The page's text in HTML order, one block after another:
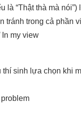
là “Thật thà mà
tránh trong cả phần
In my view
sinh lựa chọn khi